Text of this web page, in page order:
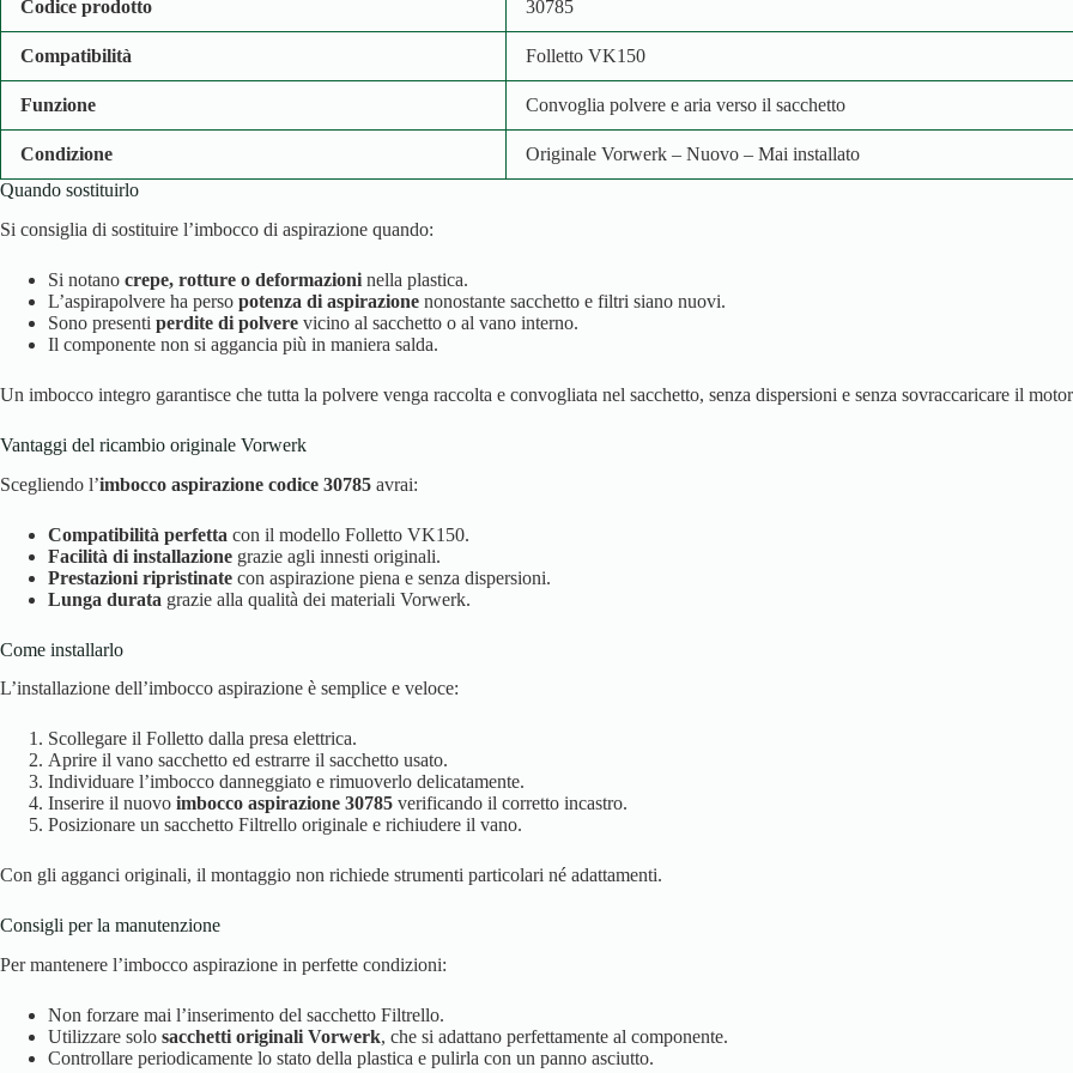
Codice prodotto 30785
Compatibilità Folletto VK150
Funzione Convoglia polvere e aria verso il sacchetto
Condizione
Originale Vorwerk – Nuovo – Mai installato
Quando sostituirlo
Si consiglia di sostituire l’imbocco di aspirazione quando:
Si notano crepe, rotture o deformazioni nella plastica.
L’aspirapolvere ha perso potenza di aspirazione nonostante sacchetto e filtri siano nuovi.
Sono presenti perdite di polvere vicino al sacchetto o al vano interno.
Il componente non si aggancia più in maniera salda.
Un imbocco integro garantisce che tutta la polvere venga raccolta e convogliata nel sacchetto, senza dispersioni e senza sovraccaricare il
Vantaggi del ricambio originale Vorwerk
Scegliendo l’imbocco aspirazione codice 30785 avrai:
Compatibilità perfetta con il modello Folletto VK150.
Facilità di installazione grazie agli innesti originali.
Prestazioni ripristinate con aspirazione piena e senza dispersioni.
Lunga durata grazie alla qualità dei materiali Vorwerk.
Come installarlo
L’installazione dell’imbocco aspirazione è semplice e veloce:
Scollegare il Folletto dalla presa elettrica.
Aprire il vano sacchetto ed estrarre il sacchetto usato.
Individuare l’imbocco danneggiato e rimuoverlo delicatamente.
Inserire il nuovo imbocco aspirazione 30785 verificando il corretto incastro.
Posizionare un sacchetto Filtrello originale e richiudere il vano.
Con gli agganci originali, il montaggio non richiede strumenti particolari né adattamenti.
Consigli per la manutenzione
Per mantenere l’imbocco aspirazione in perfette condizioni:
Non forzare mai l’inserimento del sacchetto Filtrello.
Utilizzare solo sacchetti originali Vorwerk, che si adattano perfettamente al componente.
Controllare periodicamente lo stato della plastica e pulirla con un panno asciutto.